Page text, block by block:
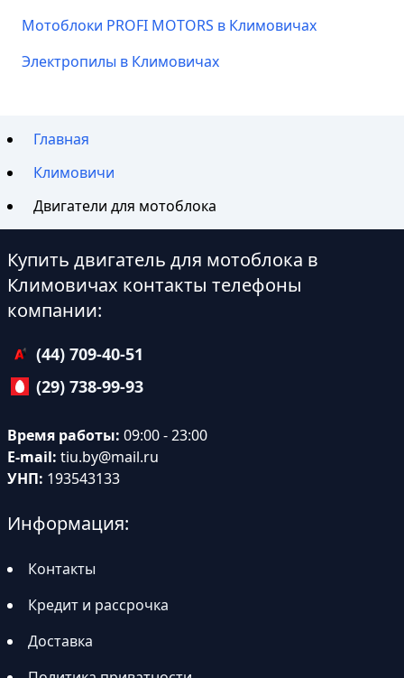
Мотоблоки PROFI MOTORS в Климовичах
Электропилы в Климовичах
Главная
Климовичи
Двигатели для мотоблока
Купить двигатель для мотоблока в
Климовичах контакты телефоны
компании:
(44) 709-40-51
(29) 738-99-93
Время работы: 09:00 - 23:00
E-mail: tiu.by@mail.ru
УНП: 193543133
Информация:
Контакты
Кредит и рассрочка
Доставка